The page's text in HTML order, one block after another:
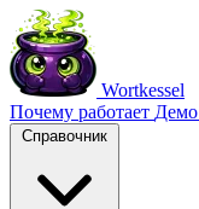
Wortkessel
Почему работает Демо
Справочник